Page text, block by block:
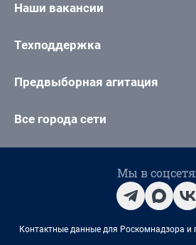
Наши вакансии
Техподдержка
Предвыборная агитация
Все города сети
Мы в
Контактные данные для Роскомнадзора и